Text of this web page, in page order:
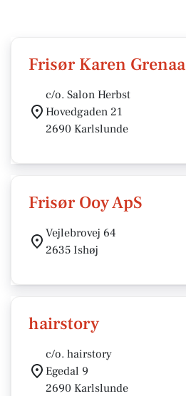
Frisør Karen Grenaa
c/o. Salon Herbst
Hovedgaden 21
2690 Karlslunde
Frisør Ooy ApS
Vejlebrovej 64
2635 Ishøj
hairstory
c/o. hairstory
Egedal 9
2690 Karlslunde